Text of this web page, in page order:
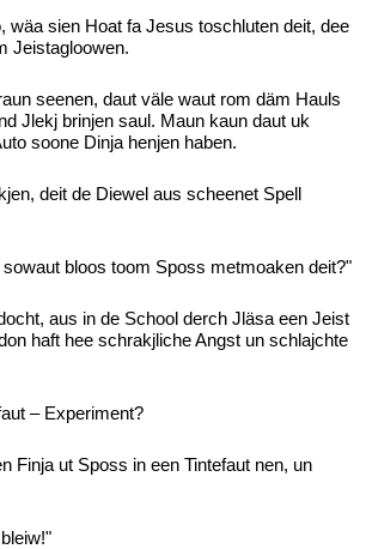
wäa sien Hoat fa Jesus toschluten deit, dee
Jeistagloowen.
seenen, daut väle waut rom däm Hauls
Jlekj brinjen saul. Maun kaun daut uk
soone Dinja henjen haben.
deit de Diewel aus scheenet Spell
bloos toom Sposs metmoaken deit?"
aus in de School derch Jläsa een Jeist
haft hee schrakjliche Angst un schlajchte
– Experiment?
Finja ut Sposs in een Tintefaut nen, un